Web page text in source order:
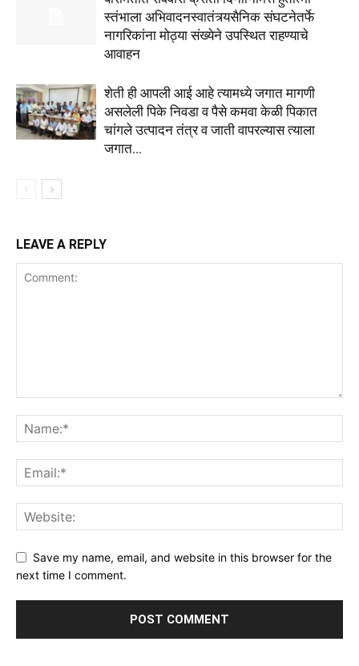
स्तंभाला अभिवादनस्वातंत्र्यसैनिक संघटनेतर्फे
नागरिकांना मोठ्या संख्येने उपस्थित राहण्याचे
आवाहन
शेती ही आपली आई आहे त्यामध्ये जगात मागणी
असलेली पिके निवडा व पैसे कमवा केळी पिकात
चांगले उत्पादन तंत्र व जाती वापरल्यास त्याला
जगात...
LEAVE A REPLY
Save my name, email, and website in this browser for the
next time I comment.